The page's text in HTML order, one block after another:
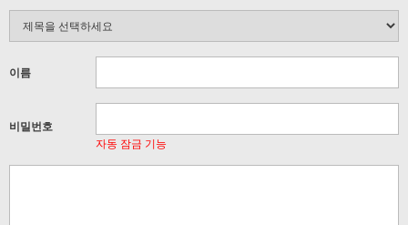
이름
비밀번호
자동 잠금 기능